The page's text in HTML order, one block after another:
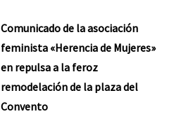
Comunicado de la asociación
feminista «Herencia de Mujeres»
en repulsa a la feroz
remodelación de la plaza del
Convento